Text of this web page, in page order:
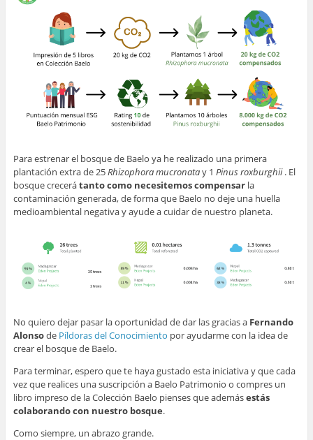
Para estrenar el bosque de Baelo ya he realizado una primera
plantación extra de 25Rhizophora mucronatay 1 Pinus roxburghii. El
bosque crecerátanto como necesitemos compensarla
contaminación generada, de forma que Baelo no deje una huella
medioambiental negativa y ayude a cuidar de nuestro planeta.
No quiero dejar pasar la oportunidad de dar las gracias a Fernando
Alonsode Píldoras del Conocimiento por ayudarme con la idea de
crear el bosque de Baelo.
Para terminar, espero que te haya gustado esta iniciativa y que cada
vez que realices una suscripción a Baelo Patrimonio o compres un
libro impreso de la Colección Baelo pienses que ademásestás
colaborando con nuestro bosque.
Como siempre, un abrazo grande.